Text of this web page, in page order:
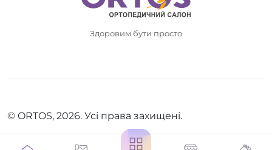
Здоровим бути просто
© ORTOS, 2026. Усі права захищені.